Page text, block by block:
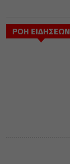
ΡΟΗ ΕΙΔΗΣΕΩΝ